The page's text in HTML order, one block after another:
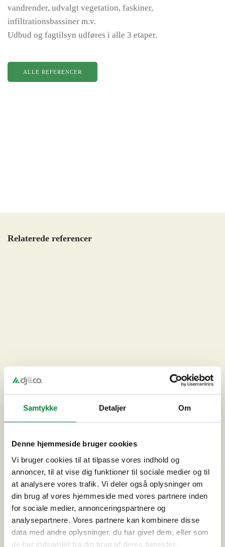
Samtykke Detaljer Om
Denne hjemmeside bruger cookies
Vi bruger cookies til at tilpasse vores indhold og
annoncer, til at vise dig funktioner til sociale medier og til
at analysere vores trafik. Vi deler også oplysninger om
din brug af vores hjemmeside med vores partnere inden
for sociale medier, annonceringspartnere og
analysepartnere. Vores partnere kan kombinere disse
data med andre oplysninger, du har givet dem, eller som
de har indsamlet fra din brug af deres tjenester.
vandrender, udvalgt vegetation, faskiner,
infiltrationsbassiner m.v.
Udbud og fagtilsyn udføres i alle 3 etaper.
ALLE REFERENCER
Relaterede referencer
Trafiksanering og cykelforbindelser på Strandvejen,